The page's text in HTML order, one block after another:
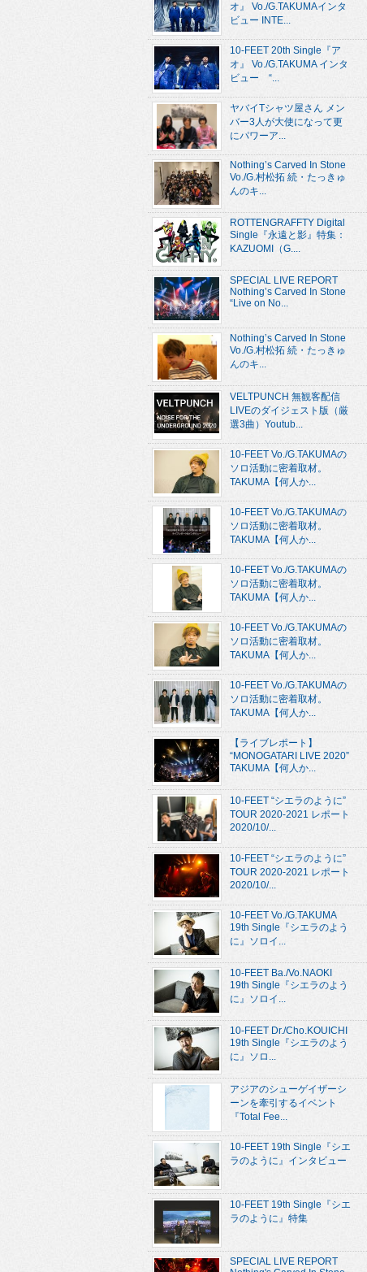
オ』 Vo./G.TAKUMAインタ
ビュー INTE...
10-FEET 20th Single『ア
オ』 Vo./G.TAKUMA インタ
ビュー “...
ヤバイTシャツ屋さん メン
バー3人が大使になって更
にパワーア...
Nothing’s Carved In Stone
Vo./G.村松拓 続・たっきゅ
んのキ...
ROTTENGRAFFTY Digital
Single『永遠と影』特集：
KAZUOMI（G....
SPECIAL LIVE REPORT
Nothing’s Carved In Stone
“Live on No...
Nothing’s Carved In Stone
Vo./G.村松拓 続・たっきゅ
んのキ...
VELTPUNCH 無観客配信
LIVEのダイジェスト版（厳
選3曲）Youtub...
10-FEET Vo./G.TAKUMAの
ソロ活動に密着取材。
TAKUMA【何人か...
10-FEET Vo./G.TAKUMAの
ソロ活動に密着取材。
TAKUMA【何人か...
10-FEET Vo./G.TAKUMAの
ソロ活動に密着取材。
TAKUMA【何人か...
10-FEET Vo./G.TAKUMAの
ソロ活動に密着取材。
TAKUMA【何人か...
10-FEET Vo./G.TAKUMAの
ソロ活動に密着取材。
TAKUMA【何人か...
【ライブレポート】
“MONOGATARI LIVE 2020”
TAKUMA【何人か...
10-FEET “シエラのように”
TOUR 2020-2021 レポート
2020/10/...
10-FEET “シエラのように”
TOUR 2020-2021 レポート
2020/10/...
10-FEET Vo./G.TAKUMA
19th Single『シエラのよう
に』ソロイ...
10-FEET Ba./Vo.NAOKI
19th Single『シエラのよう
に』ソロイ...
10-FEET Dr./Cho.KOUICHI
19th Single『シエラのよう
に』ソロ...
アジアのシューゲイザーシ
ーンを牽引するイベント
『Total Fee...
10-FEET 19th Single『シエ
ラのように』インタビュー
10-FEET 19th Single『シエ
ラのように』特集
SPECIAL LIVE REPORT